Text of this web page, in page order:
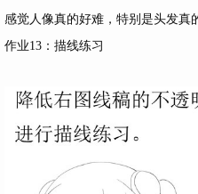
感觉人像真的好难，特别是头发真
作业13：描线练习